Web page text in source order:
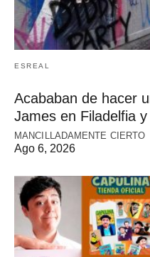
ESREAL
Acababan de hacer
James en Filadelfia
MANCILLADAMENTE CIERTO
Ago 6, 2026